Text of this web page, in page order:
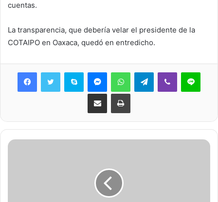
cuentas.
La transparencia, que debería velar el presidente de la
COTAIPO en Oaxaca, quedó en entredicho.
Skype MessengerWhatsAppTelegramViber Line
Share via Email Print